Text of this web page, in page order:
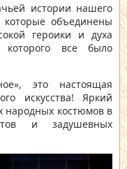
истории нашего
которые объединены
героики и духа
которого все было
это настоящая
искусства! Яркий
народных костюмов в
и задушевных